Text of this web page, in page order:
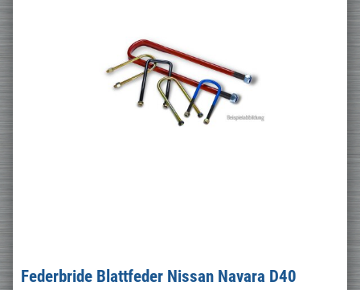
Federbride Blattfeder Nissan Navara D40